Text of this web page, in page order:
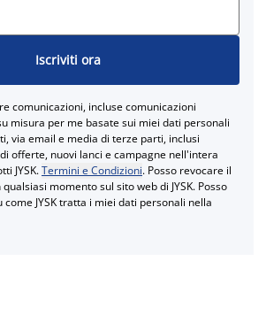
Iscriviti ora
comunicazioni, incluse comunicazioni
misura per me basate sui miei dati personali
via email e media di terze parti, inclusi
offerte, nuovi lanci e campagne nell'intera
JYSK.Termini e Condizioni. Posso revocare il
momento sul sito web di JYSK. Posso
come JYSK tratta i miei dati personali nella